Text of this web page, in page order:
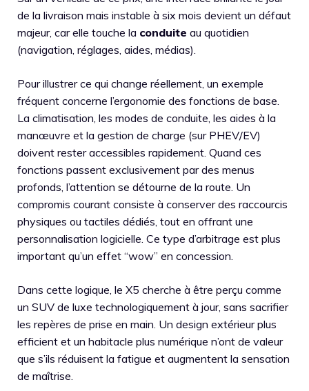
de la livraison mais instable à six mois devient un défaut
majeur, car elle touche la conduite au quotidien
(navigation, réglages, aides, médias).
Pour illustrer ce qui change réellement, un exemple
fréquent concerne l’ergonomie des fonctions de base.
La climatisation, les modes de conduite, les aides à la
manœuvre et la gestion de charge (sur PHEV/EV)
doivent rester accessibles rapidement. Quand ces
fonctions passent exclusivement par des menus
profonds, l’attention se détourne de la route. Un
compromis courant consiste à conserver des raccourcis
physiques ou tactiles dédiés, tout en offrant une
personnalisation logicielle. Ce type d’arbitrage est plus
important qu’un effet “wow” en concession.
Dans cette logique, le X5 cherche à être perçu comme
un SUV de luxe technologiquement à jour, sans sacrifier
les repères de prise en main. Un design extérieur plus
efficient et un habitacle plus numérique n’ont de valeur
que s’ils réduisent la fatigue et augmentent la sensation
de maîtrise.